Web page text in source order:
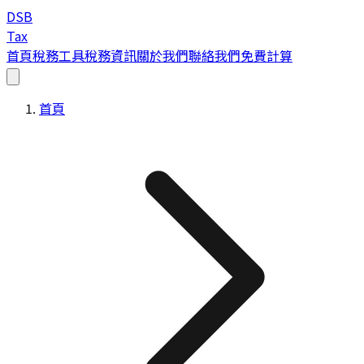
DSB
Tax
首頁稅務工具稅務資訊關於我們聯絡我們免費計算
首頁